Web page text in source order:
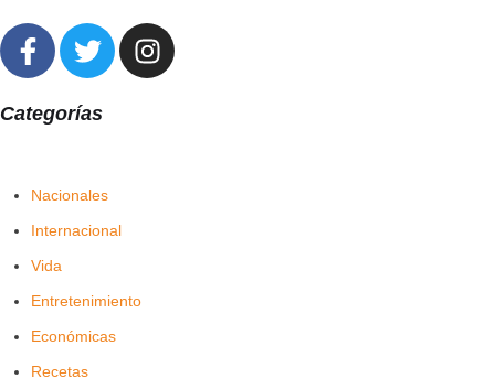
Categorías
Nacionales
Internacional
Vida
Entretenimiento
Económicas
Recetas